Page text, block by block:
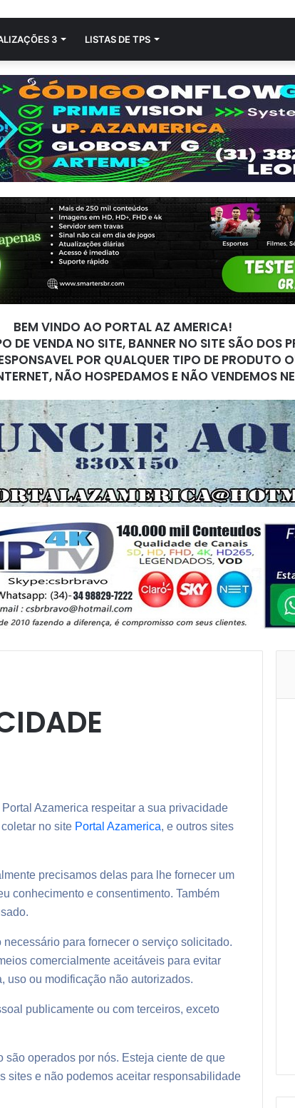
3 LISTAS DE TPS
BEM VINDO AO PORTAL AZ AMERICA!
DE VENDA NO SITE, BANNER NO SITE SÃO DOS
POR QUALQUER TIPO DE PRODUTO
NÃO HOSPEDAMOS E NÃO VENDEMOS
Azamerica respeitar a sua privacidade
no site Portal Azamerica, e outros sites
precisamos delas para lhe fornecer um
conhecimento e consentimento. Também
para fornecer o serviço solicitado.
comercialmente aceitáveis ​​para evitar
uso ou modificação não autorizados.
publicamente ou com terceiros, exceto
operados por nós. Esteja ciente de que
sites e não podemos aceitar responsabilidade